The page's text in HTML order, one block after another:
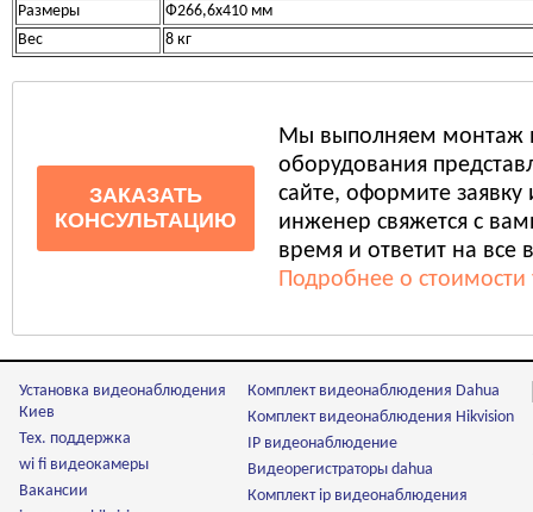
Размеры
Ф266,6x410 мм
Вес
8 кг
ЗАКАЗАТЬ
КОНСУЛЬТАЦИЮ
Мы выполняем монтаж
оборудования
сайте, оформите
инженер свяжется с
время и ответит на все
Подробнее о стоимости
Установка видеонаблюдения
Киев
Тех. поддержка
wi fi видеокамеры
Вакансии
Комплект видеонаблюдения Dahua
Комплект видеонаблюдения Hikvision
IP видеонаблюдение
Видеорегистраторы dahua
Комплект ip видеонаблюдения